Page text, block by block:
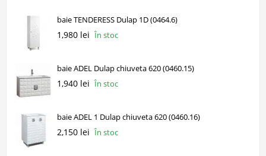
baie TENDERESS Dulap 1D (0464.6)
1,980 lei În stoc
baie ADEL Dulap chiuveta 620 (0460.15)
1,940 lei În stoc
baie ADEL 1 Dulap chiuveta 620 (0460.16)
2,150 lei În stoc